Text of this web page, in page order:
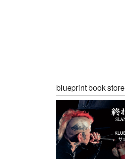
blueprint book store